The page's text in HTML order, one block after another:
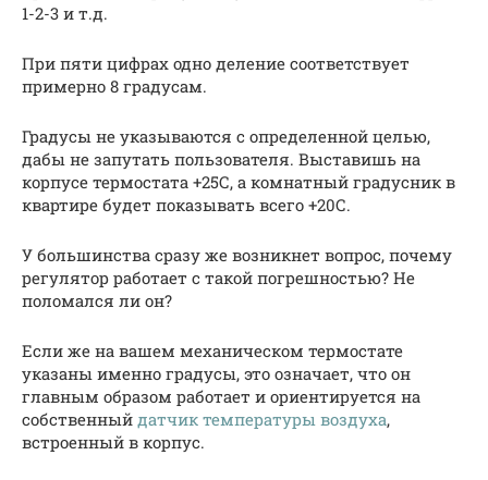
1-2-3 и т.д.
При пяти цифрах одно деление соответствует
примерно 8 градусам.
Градусы не указываются с определенной целью,
дабы не запутать пользователя. Выставишь на
корпусе термостата +25С, а комнатный градусник в
квартире будет показывать всего +20С.
У большинства сразу же возникнет вопрос, почему
регулятор работает с такой погрешностью? Не
поломался ли он?
Если же на вашем механическом термостате
указаны именно градусы, это означает, что он
главным образом работает и ориентируется на
собственный датчик температуры воздуха,
встроенный в корпус.